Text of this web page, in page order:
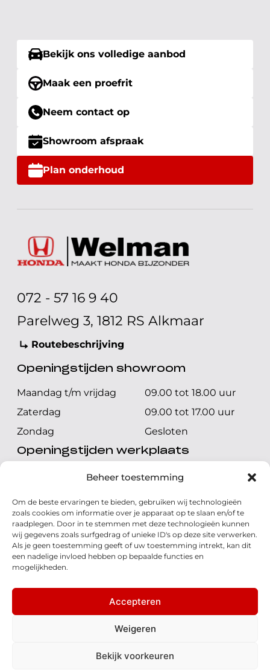
Beheer toestemming
Om de beste ervaringen te bieden, gebruiken wij technologieën
zoals cookies om informatie over je apparaat op te slaan en/of te
raadplegen. Door in te stemmen met deze technologieën kunnen
wij gegevens zoals surfgedrag of unieke ID's op deze site verwerken.
Als je geen toestemming geeft of uw toestemming intrekt, kan dit
een nadelige invloed hebben op bepaalde functies en
mogelijkheden.
Accepteren
Weigeren
Bekijk voorkeuren
Bekijk ons volledige aanbod
Maak een proefrit
Neem contact op
Showroom afspraak
Plan onderhoud
072 - 57 16 9 40
Parelweg 3, 1812 RS Alkmaar
Routebeschrijving
Openingstijden showroom
Maandag t/m vrijdag
09.00 tot 18.00 uur
Zaterdag
09.00 tot 17.00 uur
Zondag
Gesloten
Openingstijden werkplaats
Maandag t/m vrijdag
08.00 tot 17.00 uur
Zondag
Gesloten
Volg ons
© 2026 - Honda Welman
Algemene voorwaarden